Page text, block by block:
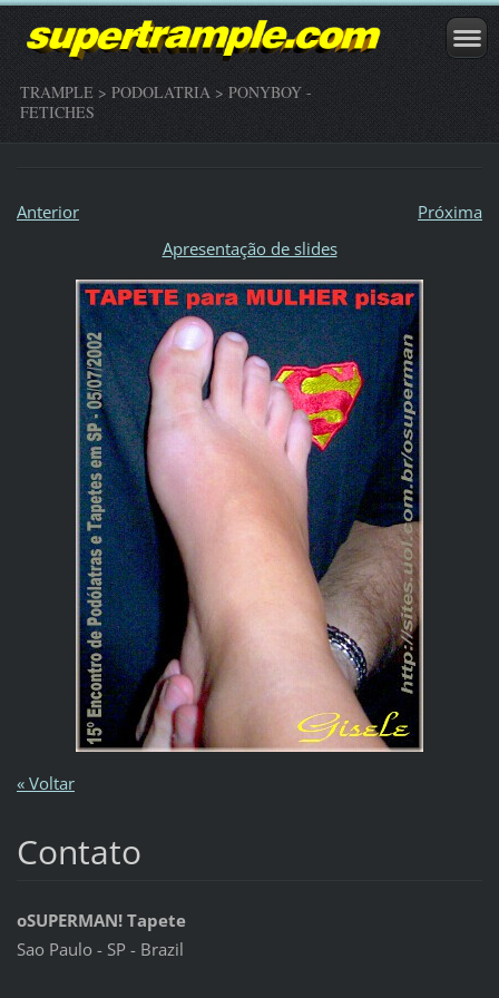
TRAMPLE > PODOLATRIA > PONYBOY -
FETICHES
Anterior
Próxima
Apresentação de slides
« Voltar
Contato
oSUPERMAN! Tapete
Sao Paulo - SP - Brazil